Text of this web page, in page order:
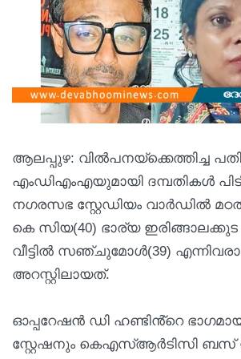
ആലപ്പുഴ: വിൽപനയ്ക്കെത്തിച്ച
എംഡിഎംഎയുമായി ദമ്പതികൾ
ന​ഗരസഭ സ്റ്റേഡിയം വാർഡിൽ
കെ സിയ(40) ഭാര്യ
വീട്ടിൽ സഞ്ചുമോൾ(39)
അറസ്റ്റിലായത്.
ഓപ്പറേഷൻ ഡി ​ഹണ്ടിൻ്റെ
സ്റ്റേഷനും കെഎസ്ആ‌ർടിസി ബസ്